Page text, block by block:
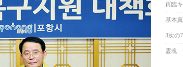
再臨
基本
3次の
霊魂